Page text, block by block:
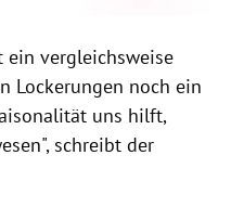
ein vergleichsweise
Lockerungen noch ein
uns hilft,
schreibt der